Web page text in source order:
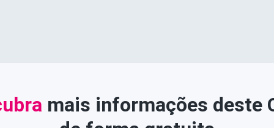
mais informações deste